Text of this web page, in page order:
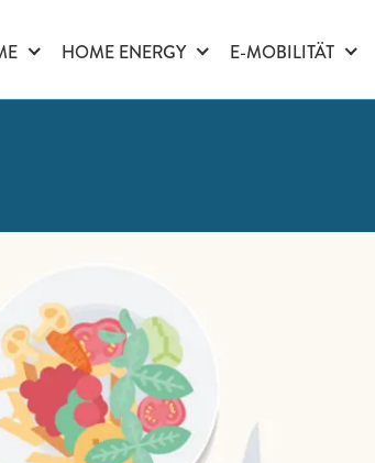
HOME ENERGY E-MOBILITÄT